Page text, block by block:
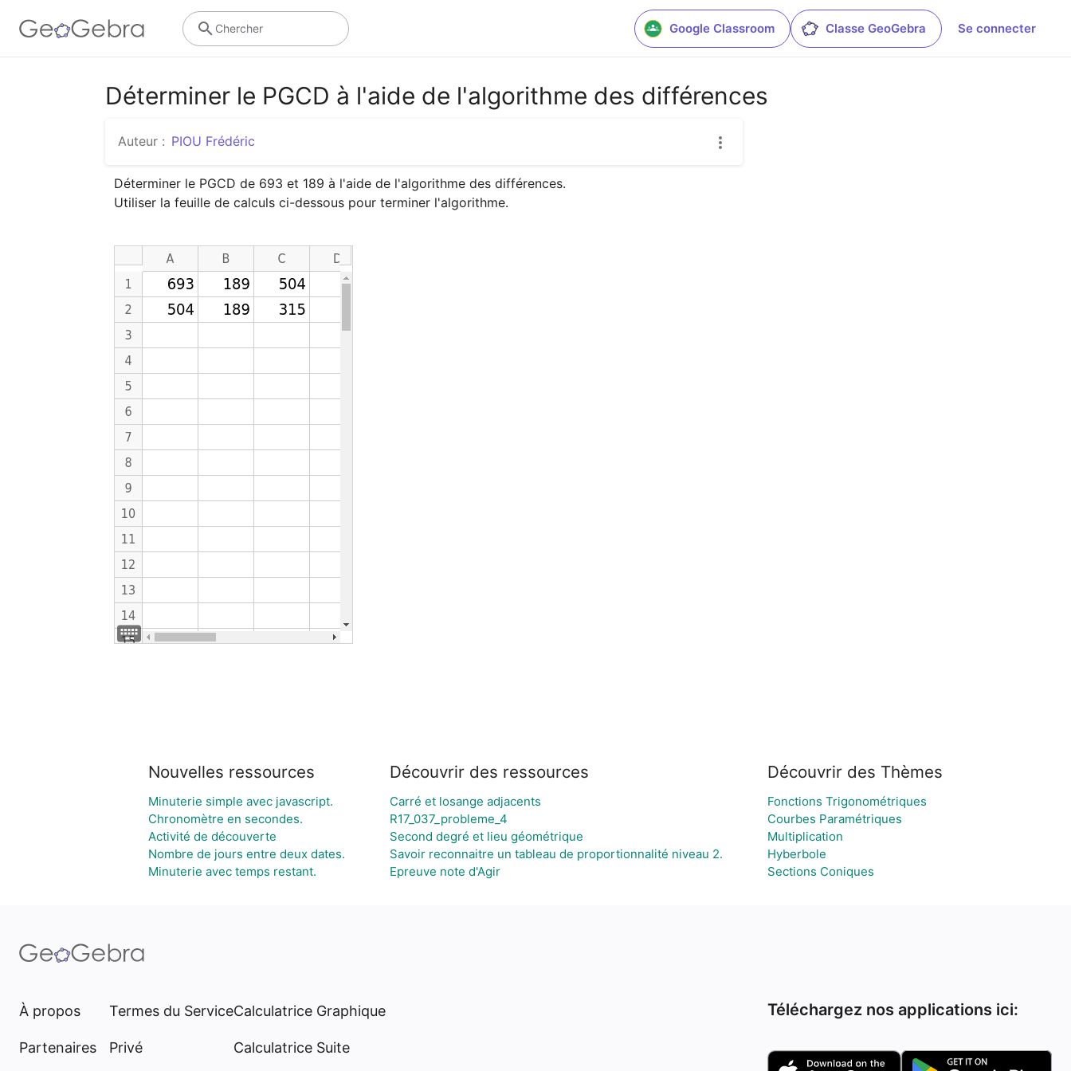
Google Classroom Classe GeoGebra Se connecter
Chercher
Déterminer le PGCD à l'aide de l'algorithme des différences
Auteur : PIOU Frédéric
Déterminer le PGCD de 693 et 189 à l'aide de l'algorithme des différences.
Utiliser la feuille de calculs ci-dessous pour terminer l'algorithme.
Nouvelles ressources
Minuterie simple avec javascript.
Chronomètre en secondes.
Activité de découverte
Nombre de jours entre deux dates.
Minuterie avec temps restant.
Découvrir des ressources
Carré et losange adjacents
R17_037_probleme_4
Second degré et lieu géométrique
Savoir reconnaitre un tableau de proportionnalité niveau 2.
Epreuve note d'Agir
Découvrir des Thèmes
Fonctions Trigonométriques
Courbes Paramétriques
Multiplication
Hyberbole
Sections Coniques
À propos
Partenaires
Termes du Service
Privé
Calculatrice Graphique
Calculatrice Suite
Téléchargez nos applications ici: